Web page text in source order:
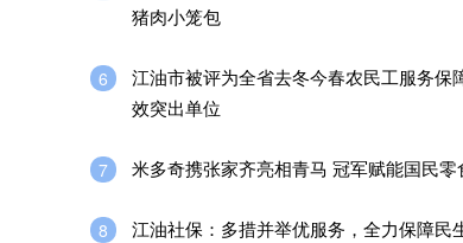
猪肉小笼包
6
江油市被评为全省去冬今春农民工服务保
效突出单位
7 米多奇携张家齐亮相青马 冠军赋能国民零
8 江油社保：多措并举优服务，全力保障民